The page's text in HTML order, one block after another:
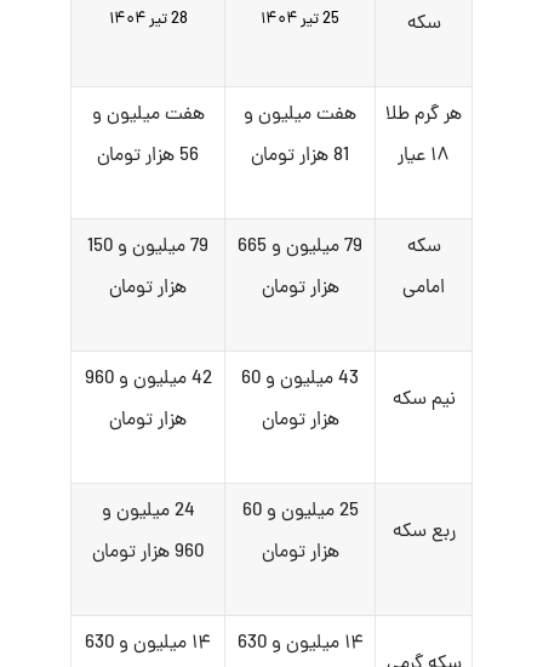
سکه
25 تیر ۱۴۰۴ 28 تیر ۱۴۰۴
هر گرم طلا
۱۸ عیار
هفت میلیون و
81 هزار تومان
هفت میلیون و
56 هزار تومان
سکه
امامی
79 میلیون و 665
هزار تومان
79 میلیون و 150
هزار تومان
نیم سکه
43 میلیون و 60
هزار تومان
42 میلیون و 960
هزار تومان
ربع سکه
25 میلیون و 60
هزار تومان
24 میلیون و
960 هزار تومان
۱۴ میلیون و 630 ۱۴ میلیون و 630